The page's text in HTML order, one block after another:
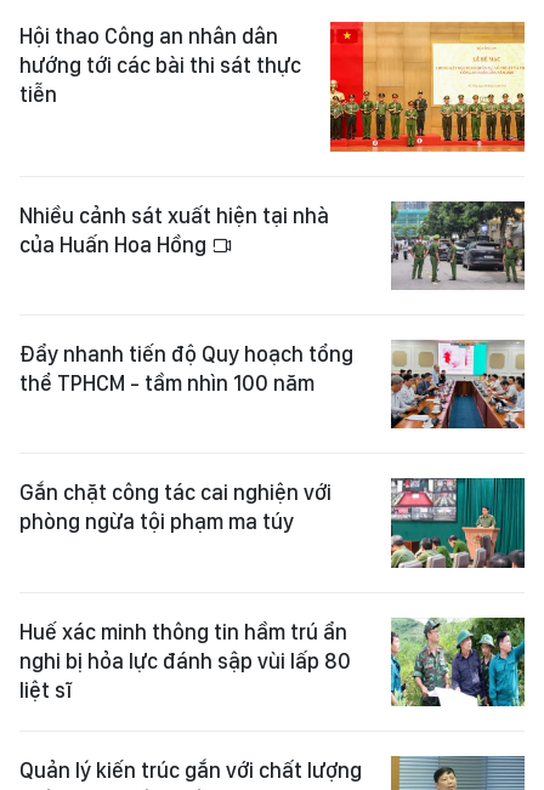
Hội thao Công an nhân dân
hướng tới các bài thi sát thực
tiễn
Nhiều cảnh sát xuất hiện tại nhà
của Huấn Hoa Hồng
Đẩy nhanh tiến độ Quy hoạch tổng
thể TPHCM - tầm nhìn 100 năm
Gắn chặt công tác cai nghiện với
phòng ngừa tội phạm ma túy
Huế xác minh thông tin hầm trú ẩn
nghi bị hỏa lực đánh sập vùi lấp 80
liệt sĩ
Quản lý kiến trúc gắn với chất lượng